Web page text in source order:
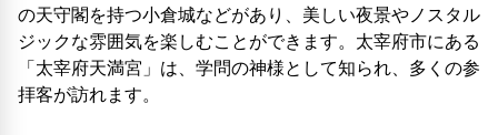
の天守閣を持つ小倉城などがあり、美しい夜景やノスタル
ジックな雰囲気を楽しむことができます。太宰府市にある
「太宰府天満宮」は、学問の神様として知られ、多くの参
拝客が訪れます。